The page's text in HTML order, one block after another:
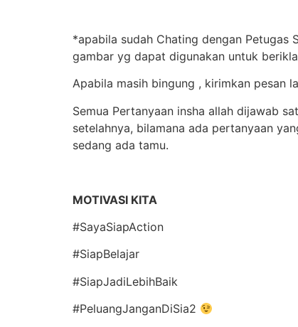
*apabila sudah Chating dengan Petugas
gambar yg dapat digunakan untuk
Apabila masih bingung , kirimkan pesan
Semua Pertanyaan insha allah dijawab
setelahnya, bilamana ada pertanyaan
sedang ada tamu.
MOTIVASI KITA
#SayaSiapAction
#SiapBelajar
#SiapJadiLebihBaik
#PeluangJanganDiSia2